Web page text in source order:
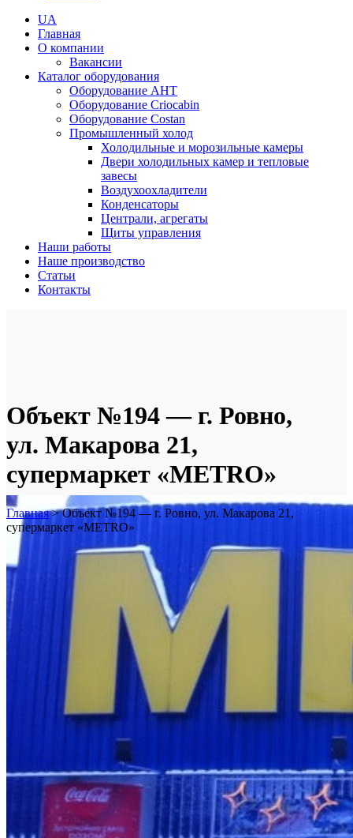
UA
Главная
О компании
Вакансии
Каталог оборудования
Оборудование AHT
Оборудование Criocabin
Оборудование Costan
Промышленный холод
Холодильные и морозильные камеры
Двери холодильных камер и тепловые
завесы
Воздухоохладители
Конденсаторы
Централи, агрегаты
Щиты управления
Наши работы
Наше производство
Статьи
Контакты
Объект №194 — г. Ровно,
ул. Макарова 21,
супермаркет «METRO»
Главная>Объект №194 — г. Ровно, ул. Макарова 21,
супермаркет «METRO»